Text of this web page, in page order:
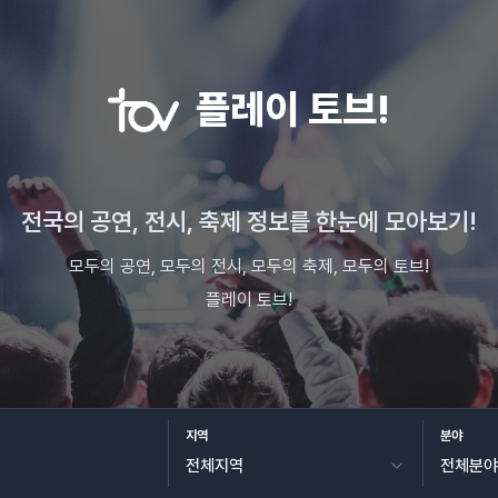
플레이 토브!
전국의 공연, 전시, 축제 정보를 한눈에 모아보기!
모두의 공연, 모두의 전시, 모두의 축제, 모두의 토브!
플레이 토브!
지역 분야